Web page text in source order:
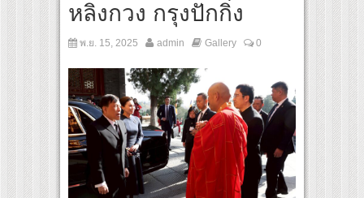
หลิงกวง กรุงปักกิ่ง
พ.ย. 15, 2025 admin Gallery 0